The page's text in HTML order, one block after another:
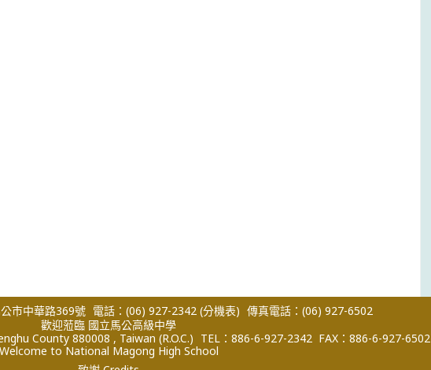
市中華路369號 電話：(06) 927-2342 (分機表) 傳真電話：(06) 927-6502
歡迎蒞臨 國立馬公高級中學
County 880008 , Taiwan (R.O.C.) TEL：886-6-927-2342 FAX：886-6-927-6502
Welcome to National Magong High School